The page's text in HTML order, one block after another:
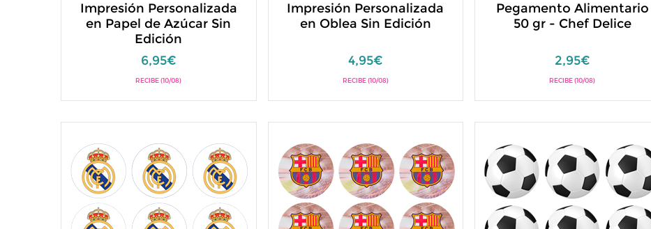
Impresión Personalizada
en Papel de Azúcar Sin
Edición
6,95€
RECIBE (10/08)
Impresión Personalizada
en Oblea Sin Edición
4,95€
RECIBE (10/08)
Pegamento Alimentario
50 gr - Chef Delice
2,95€
RECIBE (10/08)